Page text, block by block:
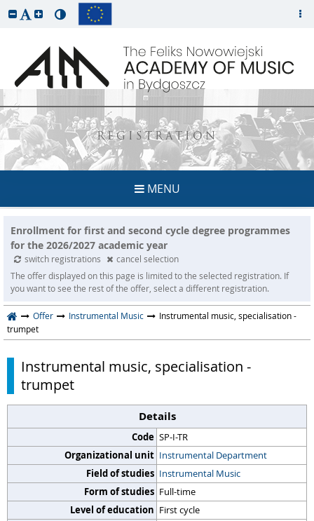
REGISTRATION
MENU
Enrollment for first and second cycle degree programmes
for the 2026/2027 academic year
switch registrations
cancel selection
The offer displayed on this page is limited to the selected registration. If
you want to see the rest of the offer, select a different registration.
Offer Instrumental Music
Instrumental music, specialisation -
trumpet
Instrumental music, specialisation -
trumpet
Details
Code SP-I-TR
Organizational unit Instrumental Department
Field of studies Instrumental Music
Form of studies Full-time
Level of education First cycle